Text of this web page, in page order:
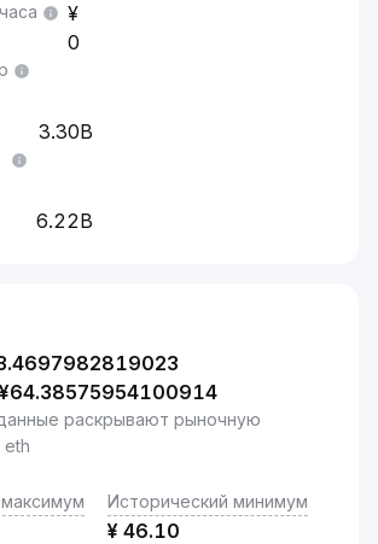
0
3.30B
6.22B
¥64.38575954100914
раскрывают рыночную
Исторический минимум
¥ 46.10